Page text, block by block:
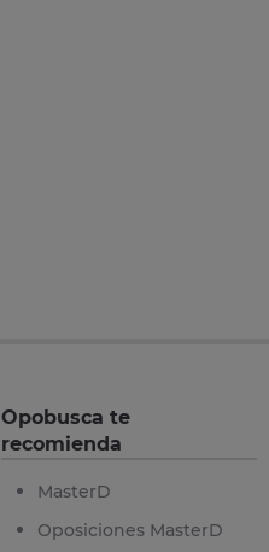
Opobusca te
recomienda
MasterD
Oposiciones MasterD